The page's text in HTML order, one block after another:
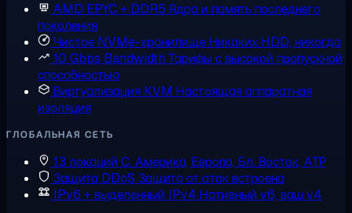
AMD EPYC + DDR5 Ядра и память последнего
поколения
Чистое NVMe-хранилищеНикаких HDD, никогда
10 Gbps Bandwidth Тарифы с высокой пропускной
способностью
Виртуализация KVM Настоящая аппаратная
изоляция
ГЛОБАЛЬНАЯ СЕТЬ
13 локаций С. Америка, Европа, Бл. Восток, АТР
Защита DDoS Защита от атак встроена
IPv6 + выделенный IPv4 Нативный v6, ваш v4